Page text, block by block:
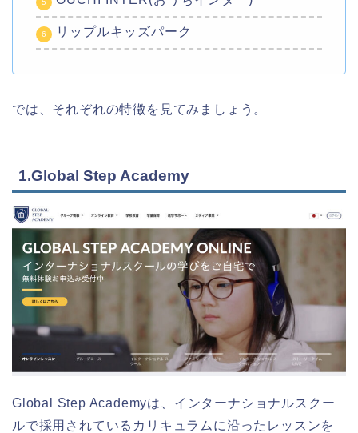
リップルキッズパーク
では、それぞれの特徴を見てみましょう。
1.Global Step Academy
Global Step Academyは、インターナショナルスクー
ルで採用されているカリキュラムに沿ったレッスンを